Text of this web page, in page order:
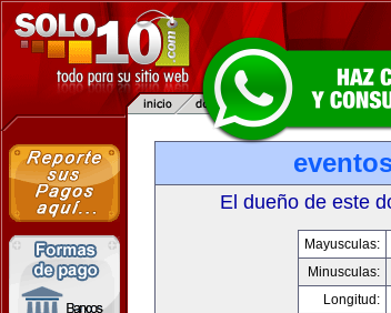
El dueño de este
Mayusculas:
Minusculas:
Longitud: